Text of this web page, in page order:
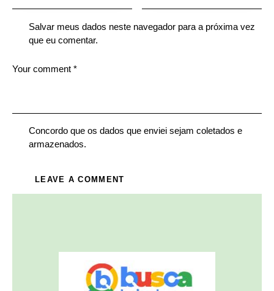
Salvar meus dados neste navegador para a próxima vez
que eu comentar.
Concordo que os dados que enviei sejam coletados e
armazenados.